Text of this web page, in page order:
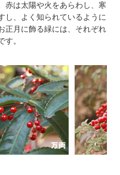
赤は太陽や火をあらわし、寒
し、よく知られているように
正月に飾る緑には、それぞれ
す。